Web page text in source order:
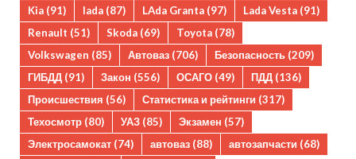
Kia (91) lada (87) LAda Granta (97) Lada Vesta (91)
Renault (51) Skoda (69) Toyota (78)
Volkswagen (85) Автоваз (706) Безопасность (209)
ГИБДД (91) Закон (556) ОСАГО (49) ПДД (136)
Происшествия (56) Статистика и рейтинги (317)
Техосмотр (80) УАЗ (85) Экзамен (57)
Электросамокат (74) автоваз (88) автозапчасти (68)